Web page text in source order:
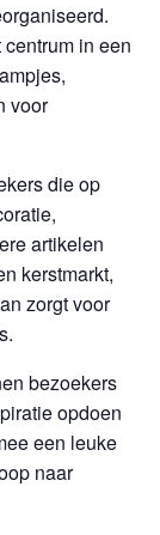
in een
voor
die op
artikelen
kerstmarkt,
zorgt voor
bezoekers
opdoen
een leuke
naar